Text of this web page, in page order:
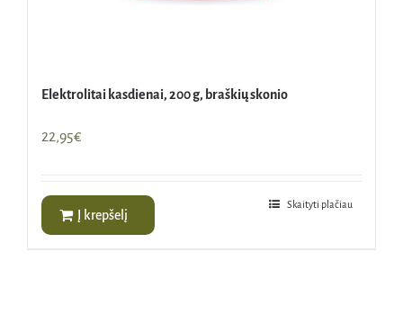
Elektrolitai kasdienai, 200 g, braškių skonio
22,95€
Į krepšelį
Skaityti plačiau